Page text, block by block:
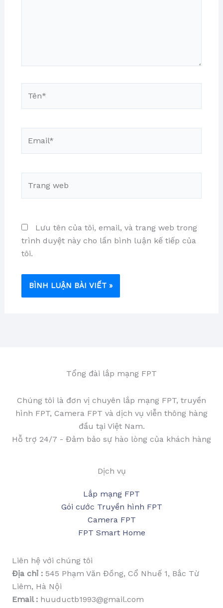
web
Lưu tên của tôi, email, và trang web trong
trình duyệt này cho lần bình luận kế tiếp của
tôi.
Tổng đài lắp mạng FPT
Chúng tôi là đơn vị chuyên lắp mạng FPT, truyền
hình FPT, Camera FPT và dịch vụ viễn thông hàng
đầu tại Việt Nam.
Hỗ trợ 24/7 - Đảm bảo sự hào lòng của khách hàng
Dịch vụ
Lắp mạng FPT
Gói cước Truyền hình FPT
Camera FPT
FPT Smart Home
Liên hệ với chúng tôi
Địa chỉ : 545 Phạm Văn Đồng, Cổ Nhuế 1, Bắc Từ
Liêm, Hà Nội
Email : huuductb1993@gmail.com